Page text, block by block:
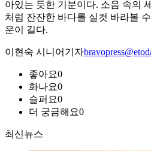
아있는 듯한 기분이다. 소음 속의
처럼 잔잔한 바다를 실컷 바라볼
운이 길다.
이현숙 시니어기자
좋아요0
화나요0
슬퍼요0
더 궁금해요0
최신뉴스